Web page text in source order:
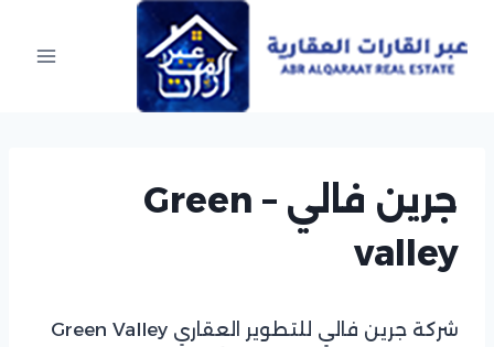
content
جرين فالي – Green
valley
شركة جرين فالي للتطوير العقاري Green Valley